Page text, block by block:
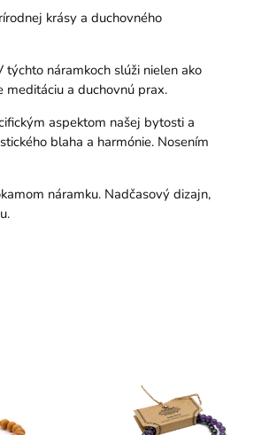
krásy a duchovného
náramkoch slúži nielen ako
a duchovnú prax.
aspektom našej bytosti a
blaha a harmónie. Nosením
náramku. Nadčasový dizajn,